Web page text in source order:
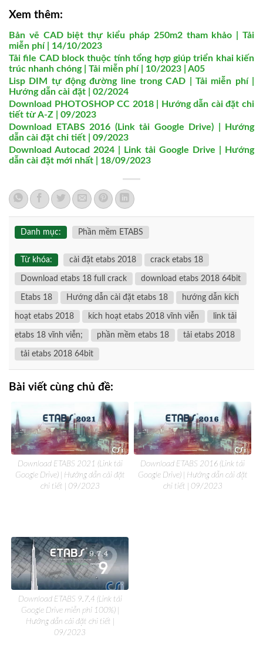
Xem thêm:
Bản vẽ CAD biệt thự kiểu pháp 250m2 tham khảo | Tải
miễn phí | 14/10/2023
Tải file CAD block thuộc tính tổng hợp giúp triển khai kiến
trúc nhanh chóng | Tải miễn phí | 10/2023 | A05
Lisp DIM tự động đường line trong CAD | Tải miễn phí |
Hướng dẫn cài đặt | 02/2024
Download PHOTOSHOP CC 2018 | Hướng dẫn cài đặt chi
tiết từ A-Z | 09/2023
Download ETABS 2016 (Link tải Google Drive) | Hướng
dẫn cài đặt chi tiết | 09/2023
Download Autocad 2024 | Link tải Google Drive | Hướng
dẫn cài đặt mới nhất | 18/09/2023
Danh mục: Phần mềm ETABS
Từ khóa: cài đặt etabs 2018 crack etabs 18
Download etabs 18 full crack download etabs 2018 64bit
Etabs 18 Hướng dẫn cài đặt etabs 18 hướng dẫn kích
hoạt etabs 2018 kích hoạt etabs 2018 vĩnh viễn link tải
etabs 18 vĩnh viễn; phần mềm etabs 18 tải etabs 2018
tải etabs 2018 64bit
Bài viết cùng chủ đề:
Download ETABS 2021 (Link tải
Google Drive) | Hướng dẫn cài đặt
chi tiết | 09/2023
Download ETABS 2016 (Link tải
Google Drive) | Hướng dẫn cài đặt
chi tiết | 09/2023
Download ETABS 9.7.4 (Link tải
Google Drive miễn phí 100%) |
Hướng dẫn cài đặt chi tiết |
09/2023